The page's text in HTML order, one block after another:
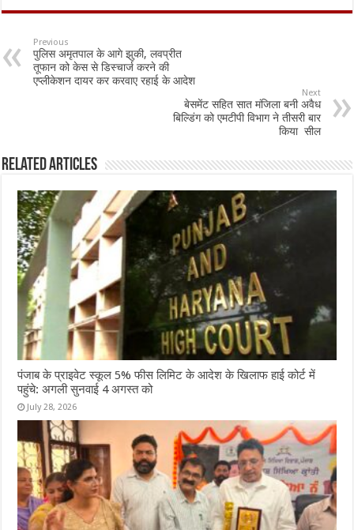
e
b
o
o
at
sA
p
p
ai
l
ar
e
Previous
पुलिस अमृतपाल के आगे झुकी, लवप्रीत
तूफान को केस से डिस्चार्ज करने की
एप्लीकेशन दायर कर करवाए रहाई के आदेश
Next
बेसमेंट सहित सात मंजिला बनी अवैध
बिल्डिंग को एमटीपी विभाग ने तीसरी बार
किया सील
Related Articles
पंजाब के प्राइवेट स्कूल 5% फीस लिमिट के आदेश के खिलाफ हाई कोर्ट में
पहुंचे: अगली सुनवाई 4 अगस्त को
July 28, 2026